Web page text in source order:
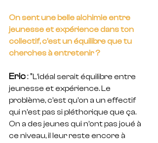
On sent une belle alchimie entre
jeunesse et expérience dans ton
collectif, c'est un équilibre que tu
cherches à entretenir ?
Eric : "L’idéal serait équilibre entre
jeunesse et expérience. Le
problème, c’est qu’on a un effectif
qui n’est pas si pléthorique que ça.
On a des jeunes qui n’ont pas joué à
ce niveau, il leur reste encore à